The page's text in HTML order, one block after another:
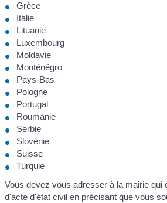
Grèce
Italie
Lituanie
Luxembourg
Moldavie
Monténégro
Pays-Bas
Pologne
Portugal
Roumanie
Serbie
Slovénie
Suisse
Turquie
Vous devez vous adresser à la mairie qui
d'acte d'état civil en précisant que vous